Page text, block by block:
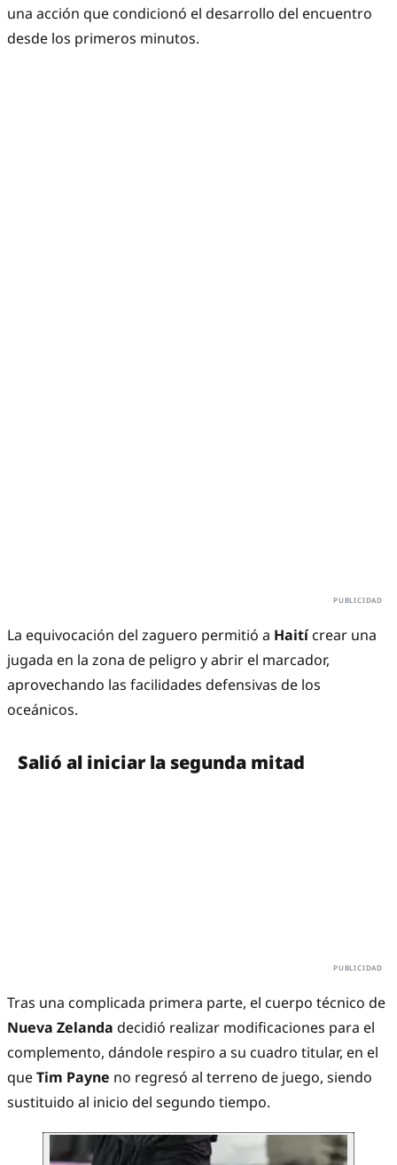
una acción que condicionó el desarrollo del encuentro
desde los primeros minutos.
La equivocación del zaguero permitió a Haitícrear una
jugada en la zona de peligro y abrir el marcador,
aprovechando las facilidades defensivas de los
oceánicos.
Salió al iniciar la segunda mitad
Tras una complicada primera parte, el cuerpo técnico de
Nueva Zelanda decidió realizar modificaciones para el
complemento, dándole respiro a su cuadro titular, en el
queTim Payne no regresó al terreno de juego, siendo
sustituido al inicio del segundo tiempo.